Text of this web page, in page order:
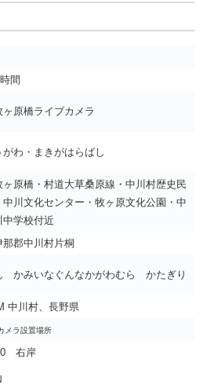
間
ヶ原橋ライブカメラ
わ・まきがはらばし
ヶ原橋・村道大草桑原線・中川村歴史民
中川文化センター・牧ヶ原文化公園・中
中学校付近
郡中川村片桐
かみいなぐんなかがわむら かたぎり
中川村、長野県
メラ設置場所
右岸